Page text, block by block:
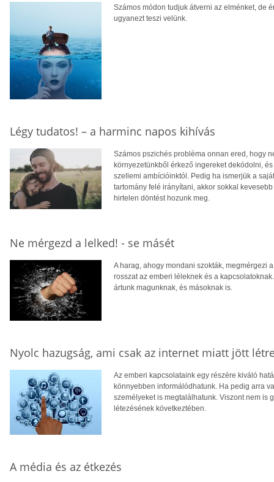
Számos módon tudjuk átverni az elménket, de
ugyanezt teszi velünk.
Légy tudatos! – a harminc napos kihívás
Számos pszichés probléma onnan ered, hogy
környezetünkből érkező ingereket dekódolni,
szellemi ambícióinktól. Pedig ha ismerjük a
tartomány felé irányítani, akkor sokkal
hirtelen döntést hozunk meg.
Ne mérgezd a lelked! - se másét
A harag, ahogy mondani szokták, megmérgezi
rosszat az emberi léleknek és a
ártunk magunknak, és másoknak is.
Nyolc hazugság, ami csak az internet miatt jött
Az emberi kapcsolataink egy részére kiváló
könnyebben informálódhatunk. Ha pedig arra
személyeket is megtalálhatunk. Viszont nem is
létezésének következtében.
A média és az étkezés